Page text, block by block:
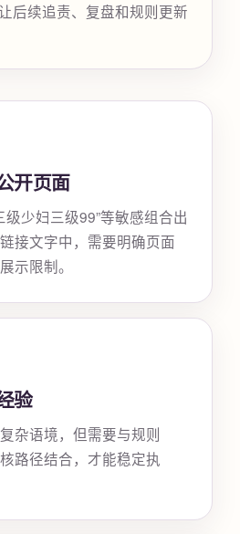
后续追责、复盘和规则更新
开页面
级少妇三级99”等敏感组合出
接文字中，需要明确页面
示限制。
验
杂语境，但需要与规则
路径结合，才能稳定执